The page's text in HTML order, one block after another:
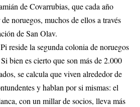
de Covarrubias, que cada año
noruegos, muchos de ellos a través
de San Olav.
reside la segunda colonia de noruegos
bien es cierto que son más de 2.000
se calcula que viven alrededor de
y hablan por si mismas: el
con un millar de socios, lleva más